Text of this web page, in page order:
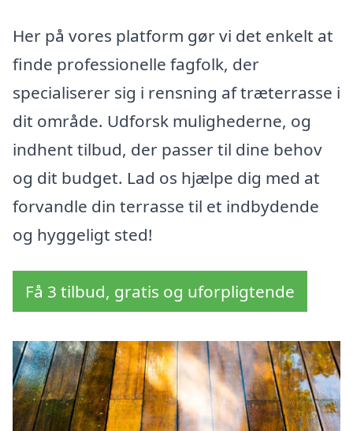
Her på vores platform gør vi det enkelt at
finde professionelle fagfolk, der
specialiserer sig i rensning af træterrasse i
dit område. Udforsk mulighederne, og
indhent tilbud, der passer til dine behov
og dit budget. Lad os hjælpe dig med at
forvandle din terrasse til et indbydende
og hyggeligt sted!
Få 3 tilbud, gratis og uforpligtende